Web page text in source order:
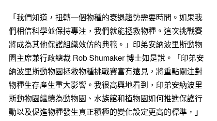
「我們知道，扭轉一個物種的衰退趨勢需要時間。如果我
們相信科學並保持專注，我們就能拯救物種。這次挑戰賽
將成為其他保護組織效仿的典範。」印弟安納波里斯動物
園主席兼行政總裁 Rob Shumaker 博士如是說。「印弟安
納波里斯動物園拯救物種挑戰賽富有遠見，將重點關注對
物種生存產生重大影響。我很高興地看到，印弟安納波里
斯動物園繼續為動物園、水族館和植物園如何推進保護行
動以及促進物種發生真正積極的變化設定更高的標準，」